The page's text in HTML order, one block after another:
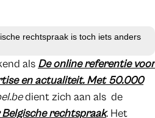
rechtspraak is toch iets anders
als De online referentie voor
en actualiteit. Met 50.000
dient zich aan als de
rechtspraak. Het